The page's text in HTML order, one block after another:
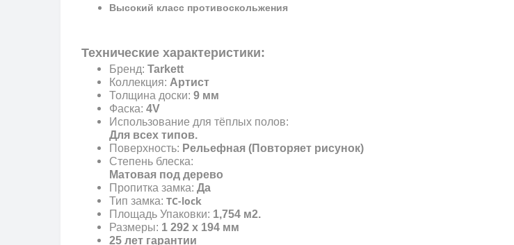
Высокий класс противоскольжения
Технические характеристики:
Бренд: Tarkett
Коллекция: Артист
Толщина доски: 9 мм
Фаска: 4V
Использование для тёплых полов:
Для всех типов.
Поверхность: Рельефная (Повторяет рисунок)
Степень блеска:
Матовая под дерево
Пропитка замка: Да
Тип замка: TC-lock
Площадь Упаковки: 1,754 м2.
Размеры: 1 292 x 194 мм
25 лет гарантии